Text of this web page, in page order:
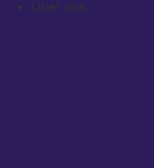
Über uns